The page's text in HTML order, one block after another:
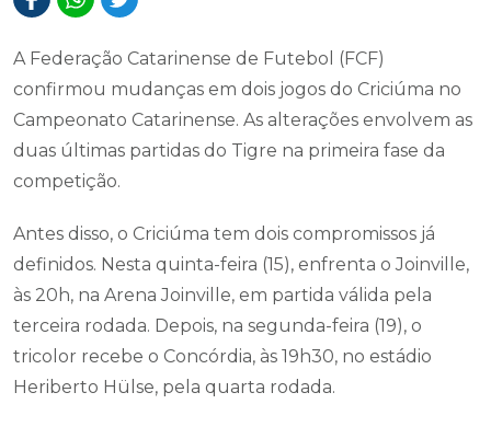
A Federação Catarinense de Futebol (FCF)
confirmou mudanças em dois jogos do Criciúma no
Campeonato Catarinense. As alterações envolvem as
duas últimas partidas do Tigre na primeira fase da
competição.
Antes disso, o Criciúma tem dois compromissos já
definidos. Nesta quinta-feira (15), enfrenta o Joinville,
às 20h, na Arena Joinville, em partida válida pela
terceira rodada. Depois, na segunda-feira (19), o
tricolor recebe o Concórdia, às 19h30, no estádio
Heriberto Hülse, pela quarta rodada.